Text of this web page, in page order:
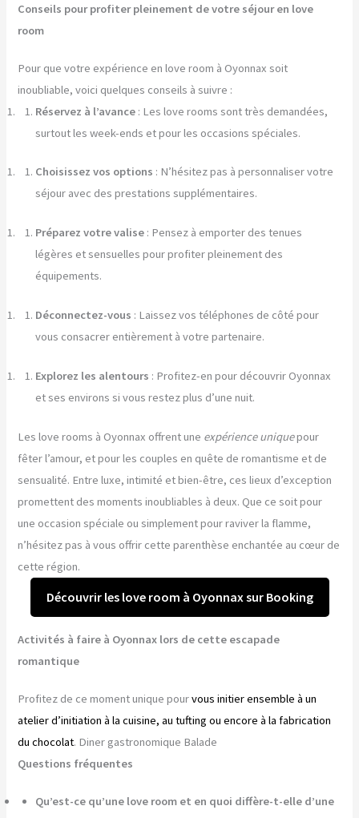
Conseils pour profiter pleinement de votre séjour en love
room
Pour que votre expérience en love room à Oyonnax soit
inoubliable, voici quelques conseils à suivre :
Réservez à l’avance : Les love rooms sont très demandées,
surtout les week-ends et pour les occasions spéciales.
Choisissez vos options : N’hésitez pas à personnaliser votre
séjour avec des prestations supplémentaires.
Préparez votre valise : Pensez à emporter des tenues
légères et sensuelles pour profiter pleinement des
équipements.
Déconnectez-vous : Laissez vos téléphones de côté pour
vous consacrer entièrement à votre partenaire.
Explorez les alentours : Profitez-en pour découvrir Oyonnax
et ses environs si vous restez plus d’une nuit.
Les love rooms à Oyonnax offrent une expérience uniquepour
fêter l’amour, et pour les couples en quête de romantisme et de
sensualité. Entre luxe, intimité et bien-être, ces lieux d’exception
promettent des moments inoubliables à deux. Que ce soit pour
une occasion spéciale ou simplement pour raviver la flamme,
n’hésitez pas à vous offrir cette parenthèse enchantée au cœur de
cette région.
Découvrir les love room à Oyonnax sur Booking
Activités à faire à Oyonnax lors de cette escapade
romantique
Profitez de ce moment unique pourvous initier ensemble à un
atelier d’initiation à la cuisine, au tufting ou encore à la fabrication
du chocolat. Diner gastronomique Balade
Questions fréquentes
Qu’est-ce qu’une love room et en quoi diffère-t-elle d’une